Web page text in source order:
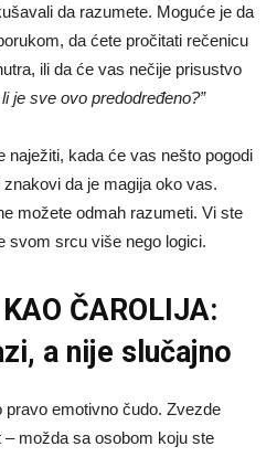
da razumete. Moguće je da
da ćete pročitati rečenicu
ili da će vas nečije prisustvo
li je sve ovo predodređeno?”
naježiti, kada će vas nešto pogodi
da je magija oko vas.
možete odmah razumeti. Vi ste
svom srcu više nego logici.
ČAROLIJA:
a nije slučajno
emotivno čudo. Zvezde
možda sa osobom koju ste